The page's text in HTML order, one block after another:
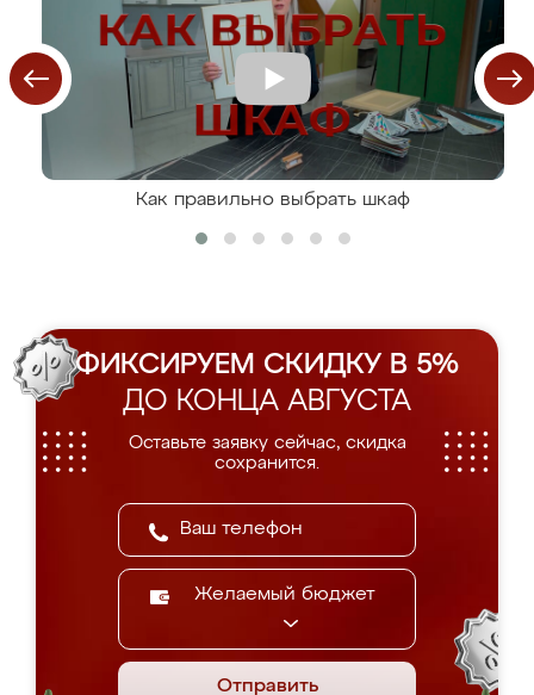
Как правильно выбрать шкаф
ФИКСИРУЕМ СКИДКУ В 5%
ДО КОНЦА АВГУСТА
Оставьте заявку сейчас, скидка
сохранится.
Желаемый бюджет
Отправить